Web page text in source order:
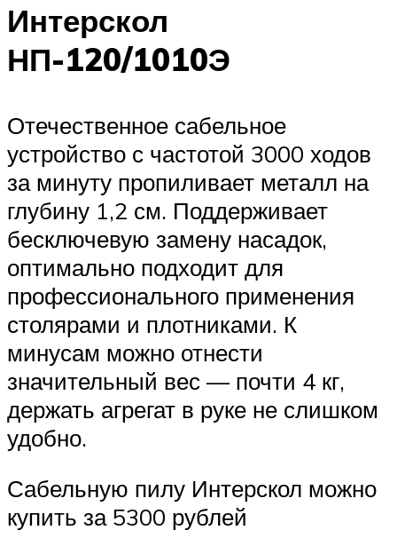
Интерскол
НП-120/1010Э
Отечественное сабельное
устройство с частотой 3000 ходов
за минуту пропиливает металл на
глубину 1,2 см. Поддерживает
бесключевую замену насадок,
оптимально подходит для
профессионального применения
столярами и плотниками. К
минусам можно отнести
значительный вес — почти 4 кг,
держать агрегат в руке не слишком
удобно.
Сабельную пилу Интерскол можно
купить за 5300 рублей